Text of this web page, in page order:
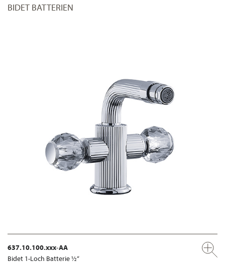
BIDET BATTERIEN
637.10.100.xxx-AA
Bidet 1-Loch Batterie ½“